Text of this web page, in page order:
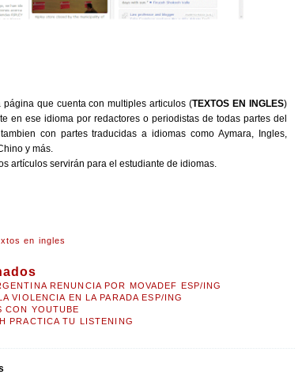
que cuenta con multiples articulos (TEXTOS EN INGLES)
en ese idioma por redactores o periodistas de todas partes del
con partes traducidas a idiomas como Aymara, Ingles,
y más.
artículos servirán para el estudiante de idiomas.
en ingles
RENUNCIA POR MOVADEF ESP/ING
VIOLENCIA EN LA PARADA ESP/ING
CON YOUTUBE
PRACTICA TU LISTENING